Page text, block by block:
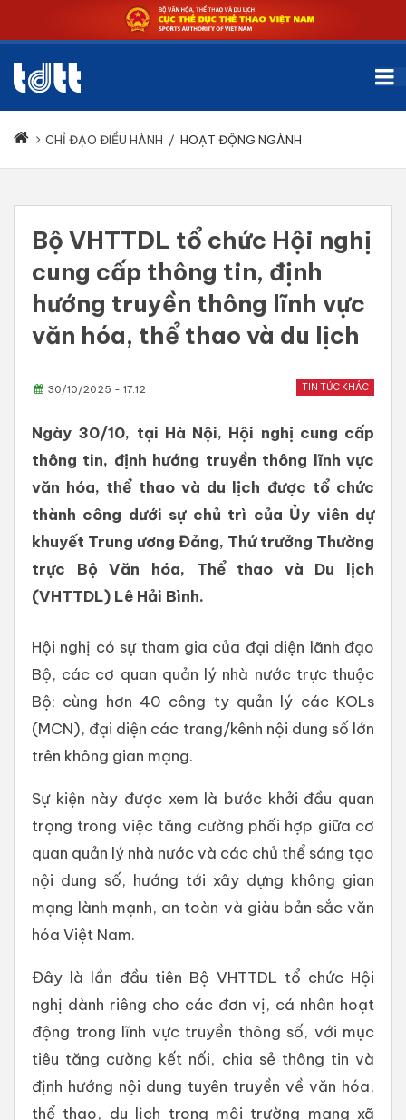
CHỈ ĐẠO ĐIỀU HÀNH / HOẠT ĐỘNG NGÀNH
Bộ VHTTDL tổ chức Hội nghị
cung cấp thông tin, định
hướng truyền thông lĩnh vực
văn hóa, thể thao và du lịch
TIN TỨC KHÁC
30/10/2025 - 17:12
Ngày 30/10, tại Hà Nội, Hội nghị cung cấp
thông tin, định hướng truyền thông lĩnh vực
văn hóa, thể thao và du lịch được tổ chức
thành công dưới sự chủ trì của Ủy viên dự
khuyết Trung ương Đảng, Thứ trưởng Thường
trực Bộ Văn hóa, Thể thao và Du lịch
(VHTTDL) Lê Hải Bình.
Hội nghị có sự tham gia của đại diện lãnh đạo
Bộ, các cơ quan quản lý nhà nước trực thuộc
Bộ; cùng hơn 40 công ty quản lý các KOLs
(MCN), đại diện các trang/kênh nội dung số lớn
trên không gian mạng.
Sự kiện này được xem là bước khởi đầu quan
trọng trong việc tăng cường phối hợp giữa cơ
quan quản lý nhà nước và các chủ thể sáng tạo
nội dung số, hướng tới xây dựng không gian
mạng lành mạnh, an toàn và giàu bản sắc văn
hóa Việt Nam.
Đây là lần đầu tiên Bộ VHTTDL tổ chức Hội
nghị dành riêng cho các đơn vị, cá nhân hoạt
động trong lĩnh vực truyền thông số, với mục
tiêu tăng cường kết nối, chia sẻ thông tin và
định hướng nội dung tuyên truyền về văn hóa,
thể thao, du lịch trong môi trường mạng xã